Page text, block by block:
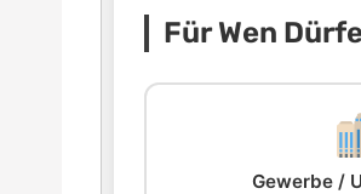
Für Wen
Gewerbe /